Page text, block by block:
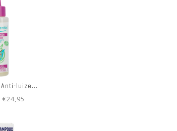
Puressentiel Anti-luizen 100ml
€24,95